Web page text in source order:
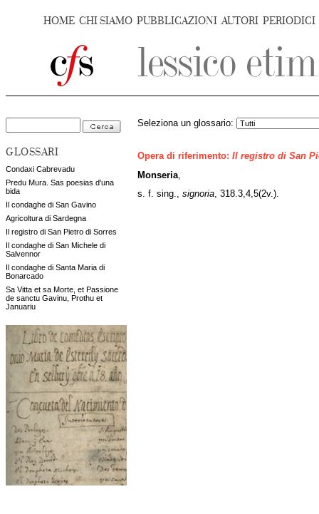
HOME CHI SIAMO PUBBLICAZIONI AUTORI PERIODICI
GLOSSARI
Condaxi Cabrevadu
Predu Mura. Sas poesias d'una
bida
Il condaghe di San Gavino
Agricoltura di Sardegna
Il registro di San Pietro di Sorres
Il condaghe di San Michele di
Salvennor
Il condaghe di Santa Maria di
Bonarcado
Sa Vitta et sa Morte, et Passione
de sanctu Gavinu, Prothu et
Januariu
Seleziona un glossario:
Opera di riferimento: Il registro di San
Monseria
s. f. sing., signoria, 318.3,4,5(2v.).